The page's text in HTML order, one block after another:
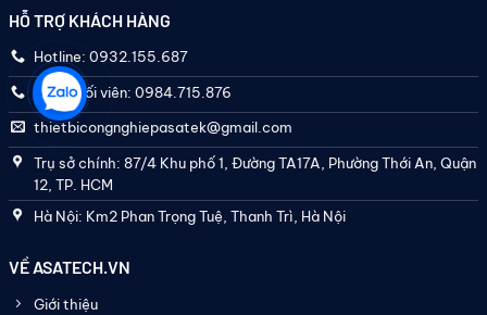
HỖ TRỢ KHÁCH HÀNG
Hotline: 0932.155.687
Điều phối viên: 0984.715.876
thietbicongnghiepasatek@gmail.com
Trụ sở chính: 87/4 Khu phố 1, Đường TA17A, Phường Thới An, Quận
12, TP. HCM
Hà Nội: Km2 Phan Trọng Tuệ, Thanh Trì, Hà Nội
VỀ ASATECH.VN
Giới thiệu